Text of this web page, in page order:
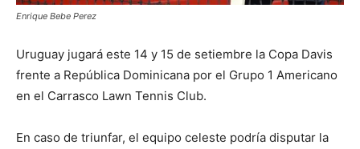
Enrique Bebe Perez
Uruguay jugará este 14 y 15 de setiembre la Copa Davis
frente a República Dominicana por el Grupo 1 Americano
en el Carrasco Lawn Tennis Club.
En caso de triunfar, el equipo celeste podría disputar la